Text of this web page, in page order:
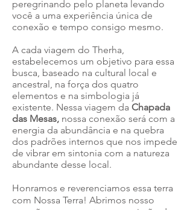
peregrinando pelo planeta levando
você a uma experiência única de
conexão e tempo consigo mesmo.
A cada viagem do Therha,
estabelecemos um objetivo para essa
busca, baseado na cultural local e
ancestral, na força dos quatro
elementos e na simbologia já
existente. Nessa viagem da Chapada
das Mesas, nossa conexão será com a
energia da abundância e na quebra
dos padrões internos que nos impede
de vibrar em sintonia com a natureza
abundante desse local.
Honramos e reverenciamos essa terra
com Nossa Terra! Abrimos nosso